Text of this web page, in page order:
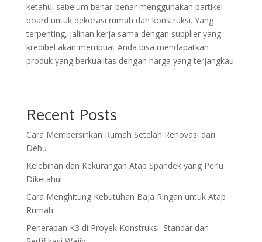
ketahui sebelum benar-benar menggunakan partikel
board untuk dekorasi rumah dan konstruksi. Yang
terpenting, jalinan kerja sama dengan supplier yang
kredibel akan membuat Anda bisa mendapatkan
produk yang berkualitas dengan harga yang terjangkau.
Recent Posts
Cara Membersihkan Rumah Setelah Renovasi dari
Debu
Kelebihan dan Kekurangan Atap Spandek yang Perlu
Diketahui
Cara Menghitung Kebutuhan Baja Ringan untuk Atap
Rumah
Penerapan K3 di Proyek Konstruksi: Standar dan